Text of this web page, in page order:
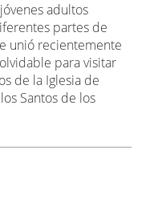
adultos
partes de
unió recientemente
para visitar
de la Iglesia de
Santos de los